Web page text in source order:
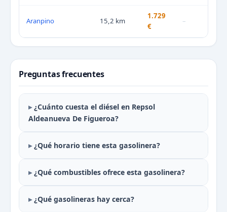
Aranpino 15,2 km
1.729
€
–
Preguntas frecuentes
¿Cuánto cuesta el diésel en Repsol
Aldeanueva De Figueroa?
¿Qué horario tiene esta gasolinera?
¿Qué combustibles ofrece esta gasolinera?
¿Qué gasolineras hay cerca?